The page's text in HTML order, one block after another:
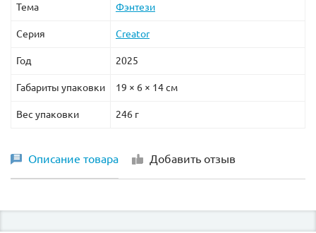
Тема Фэнтези
Серия Creator
Год 2025
Габариты упаковки 19 × 6 × 14 см
Вес упаковки 246 г
Описание товара Добавить отзыв